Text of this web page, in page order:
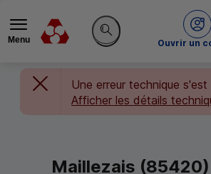
Menu
Rechercher sur le site
Ouvrir undu
Une erreur technique s'est
Afficher les détails
Maillezais (85420)